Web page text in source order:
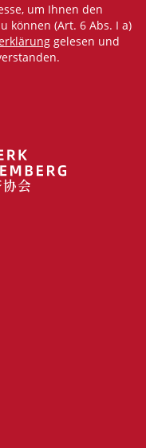
um Ihnen den
können (Art. 6 Abs. I a)
gelesen und